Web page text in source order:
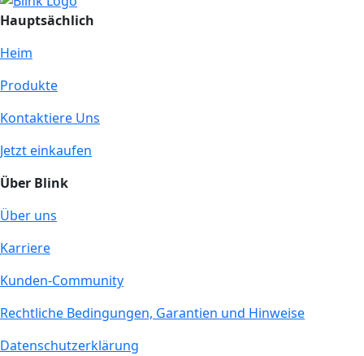
Hauptsächlich
Heim
Produkte
Kontaktiere Uns
Jetzt einkaufen
Über Blink
Über uns
Karriere
Kunden-Community
Rechtliche Bedingungen, Garantien und Hinweise
Datenschutzerklärung